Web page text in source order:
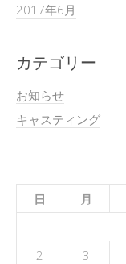
2017年6月
カテゴリー
お知らせ
キャスティング
日
月
2
3